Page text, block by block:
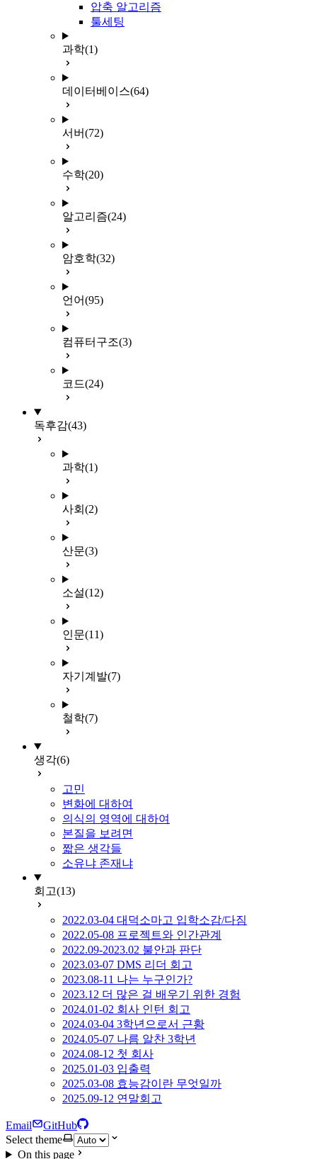
압축 알고리즘
툴세팅
과학(1)
데이터베이스(64)
서버(72)
수학(20)
알고리즘(24)
암호학(32)
언어(95)
컴퓨터구조(3)
코드(24)
독후감(43)
과학(1)
사회 (2)
산문(3)
소설(12)
인문(11)
자기계발(7)
철학(7)
생각(6)
고민
변화에 대하여
의식의 영역에 대하여
본질을 보려면
짧은 생각들
소유냐 존재냐
회고(13)
2022.03-04 대덕소마고 입학소감/다짐
2022.05-08 프로젝트와 인간관계
2022.09-2023.02 불안과 판단
2023.03-07 DMS 리더 회고
2023.08-11 나는 누구인가?
2023.12 더 많은 걸 배우기 위한 경험
2024.01-02 회사 인턴 회고
2024.03-04 3학년으로서 근황
2024.05-07 나름 알찬 3학년
2024.08-12 첫 회사
2025.01-03 입출력
2025.03-08 효능감이란 무엇일까
2025.09-12 연말회고
Email
GitHub
Select theme
On this page